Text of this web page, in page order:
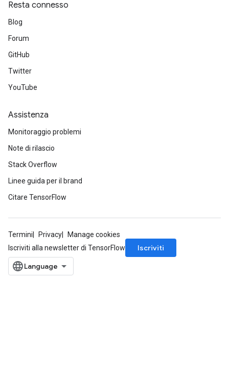
Resta connesso
Blog
Forum
GitHub
Twitter
YouTube
Assistenza
Monitoraggio problemi
Note di rilascio
Stack Overflow
Linee guida per il brand
Citare TensorFlow
Termini Privacy
Manage cookies
Iscriviti alla newsletter di TensorFlow
Iscriviti